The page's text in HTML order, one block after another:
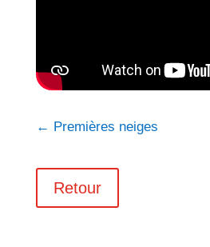
← Premières neiges
Retour